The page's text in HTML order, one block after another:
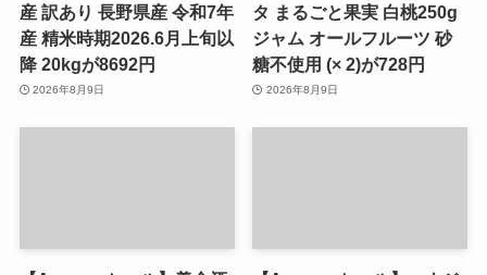
産 訳あり 長野県産 令和7年
産 精米時期2026.6月上旬以
降 20kgが8692円
2026年8月9日
タ まるごと果実 白桃250g
ジャム オールフルーツ 砂
糖不使用 (× 2)が728円
2026年8月9日